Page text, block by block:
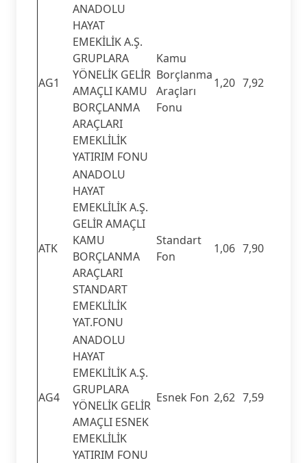
AG1
ANADOLU
HAYAT
EMEKİLİK A.Ş.
GRUPLARA
YÖNELİK GELİR
AMAÇLI KAMU
BORÇLANMA
ARAÇLARI
EMEKLİLİK
YATIRIM FONU
Kamu
Borçlanma
Araçları
Fonu
1,20 7,92
ATK
ANADOLU
HAYAT
EMEKLİLİK A.Ş.
GELİR AMAÇLI
KAMU
BORÇLANMA
ARAÇLARI
STANDART
EMEKLİLİK
YAT.FONU
Standart
Fon
1,06 7,90
AG4
ANADOLU
HAYAT
EMEKLİLİK A.Ş.
GRUPLARA
YÖNELİK GELİR
AMAÇLI ESNEK
EMEKLİLİK
YATIRIM FONU
Esnek Fon 2,62 7,59